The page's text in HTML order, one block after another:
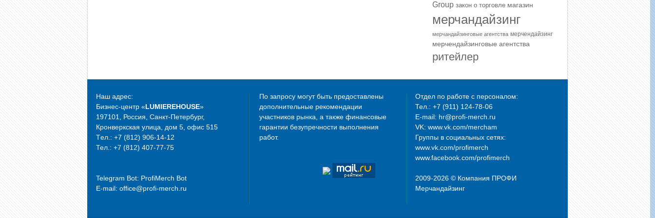
Group закон о торговле магазин
мерчандайзинг
мерчандайзинговые агентства мерчендайзинг
мерчендайзинговые агентства
ритейлер
Наш адрес:
Бизнес-центр «LUMIEREHOUSE»
197101, Россия, Санкт-Петербург,
Кронверкская улица, дом 5, офис 515
Tел.: +7 (812) 906-14-12
Тел.: +7 (812) 407-77-75
Telegram Bot: ProfiMerch Bot
E-mail: office@profi-merch.ru
По запросу могут быть предоставлены
дополнительные рекомендации
участников рынка, а также финансовые
гарантии безупречности выполнения
работ.
Отдел по работе с персоналом:
Тел.: +7 (911) 124-78-06
E-mail: hr@profi-merch.ru
VK: www.vk.com/mercham
Группы в социальных сетях:
www.vk.com/profimerch
www.facebook.com/profimerch
2009-2026 © Компания ПРОФИ
Мерчандайзинг